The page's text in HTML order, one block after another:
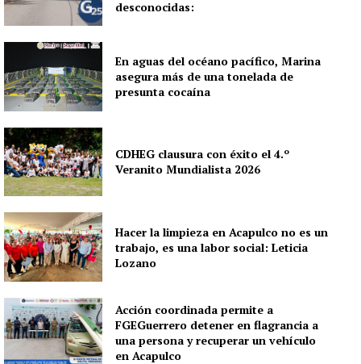
desconocidas:
En aguas del océano pacífico, Marina
asegura más de una tonelada de
presunta cocaína
CDHEG clausura con éxito el 4.º
Veranito Mundialista 2026
Hacer la limpieza en Acapulco no es un
trabajo, es una labor social: Leticia
Lozano
Acción coordinada permite a
FGEGuerrero detener en flagrancia a
una persona y recuperar un vehículo
en Acapulco